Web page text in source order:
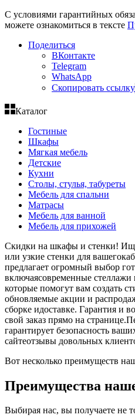
С условиями гарантийных
можете ознакомиться в тексте
Поделиться
ВКонтакте
Telegram
WhatsApp
Скопировать ссылку
Каталог
Гостиные
Шкафы
Мягкая мебель
Детские
Кухни
Столы, стулья, табуреты
Мебель для спальни
Матрасы
Мебель для ванной
Мебель для прихожей
Скидки на шкафы и стенки!
или узкие стенки для
предлагает огромный выбор
включаясовременные
которые помогут вам создать
обновляемые акции и
сборке идоставке. Гарантия и
свой заказ прямо на
гарантирует безопасность
сайтеотзывы довольных
Вот несколько преимуществ
Преимущества
Выбирая нас, вы получаете не